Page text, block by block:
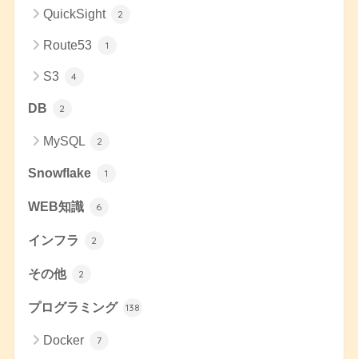
QuickSight 2
Route53 1
S3 4
DB 2
MySQL 2
Snowflake 1
WEB知識 6
インフラ 2
その他 2
プログラミング 138
Docker 7